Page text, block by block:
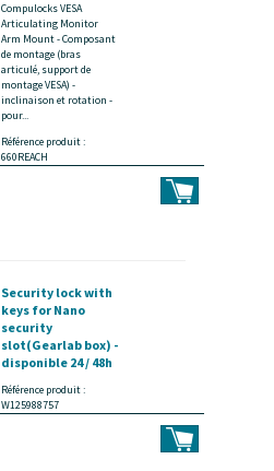
Compulocks VESA
Articulating Monitor
Arm Mount - Composant
de montage (bras
articulé, support de
montage VESA) -
inclinaison et rotation -
pour...
Référence produit :
660REACH
Security lock with
keys for Nano
security
slot(Gearlab box) -
disponible 24 / 48h
Référence produit :
W125988757